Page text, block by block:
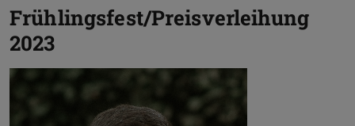
Frühlingsfest/Preisverleihung
2023